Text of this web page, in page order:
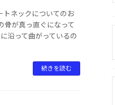
ネックについてのお
骨が真っ直ぐになって
沿って曲がっているの
続きを読む